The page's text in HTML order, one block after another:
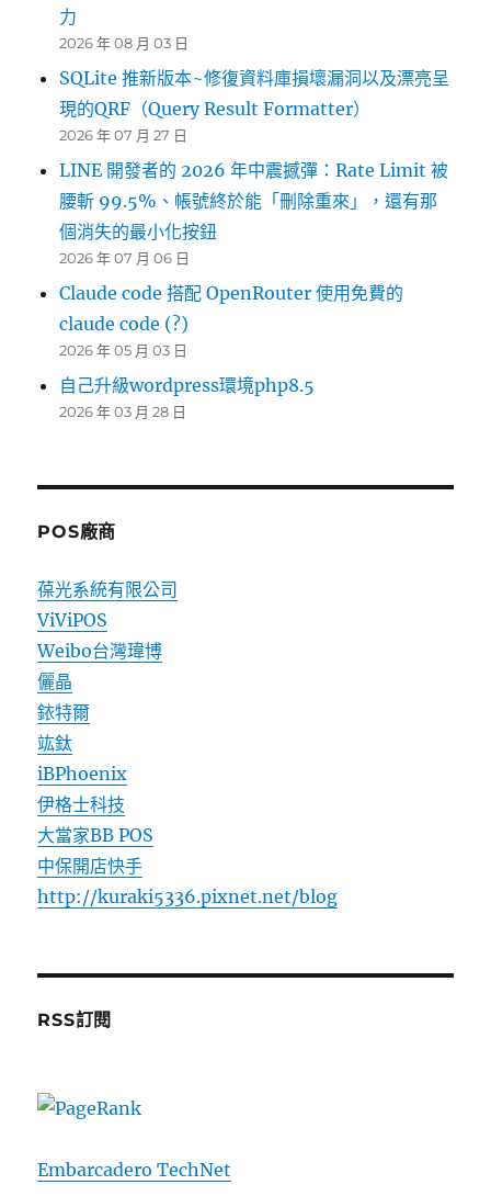
力
2026 年 08 月 03 日
SQLite 推新版本~修復資料庫損壞漏洞以及漂亮呈
現的QRF（Query Result Formatter）
2026 年 07 月 27 日
LINE 開發者的 2026 年中震撼彈：Rate Limit 被
腰斬 99.5%、帳號終於能「刪除重來」，還有那
個消失的最小化按鈕
2026 年 07 月 06 日
Claude code 搭配 OpenRouter 使用免費的
claude code (?)
2026 年 05 月 03 日
自己升級wordpress環境php8.5
2026 年 03 月 28 日
POS廠商
葆光系統有限公司
ViViPOS
Weibo台灣瑋博
儷晶
銥特爾
竑鈦
iBPhoenix
伊格士科技
大當家BB POS
中保開店快手
http://kuraki5336.pixnet.net/blog
RSS訂閱
Embarcadero TechNet